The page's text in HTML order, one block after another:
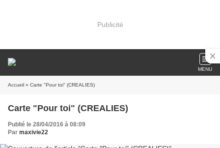
Publicité
MENU
Accueil » Carte "Pour toi" (CREALIES)
Carte "Pour toi" (CREALIES)
Publié le 28/04/2016 à 08:09
Par maxivie22